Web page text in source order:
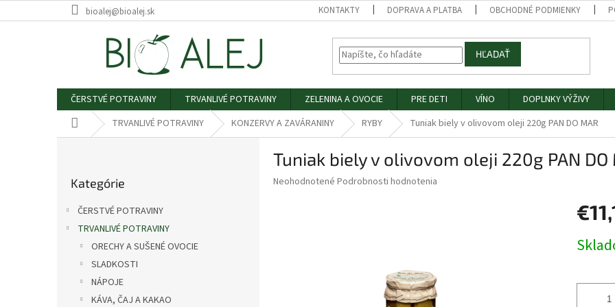
na
bioalej@bioalej.sk KONTAKTY DOPRAVA A PLATBA OBCHODNÉ PODMIENKY
HĽADAŤ
ČERSTVÉ POTRAVINY TRVANLIVÉ POTRAVINY ZELENINA A OVOCIE PRE DETI VÍNO DOPLNKY VÝŽIVY
Domov TRVANLIVÉ POTRAVINY KONZERVY A ZAVÁRANINY RYBY Tuniak biely v olivovom oleji 220g PAN DO MAR
kategórie
Kategórie
ČERSTVÉ POTRAVINY
TRVANLIVÉ POTRAVINY
ORECHY A SUŠENÉ OVOCIE
SLADKOSTI
NÁPOJE
KÁVA, ČAJ A KAKAO
Tuniak biely v olivovom oleji 220g PAN DO
Priemerné
Neohodnotené Podrobnosti hodnotenia
cena: